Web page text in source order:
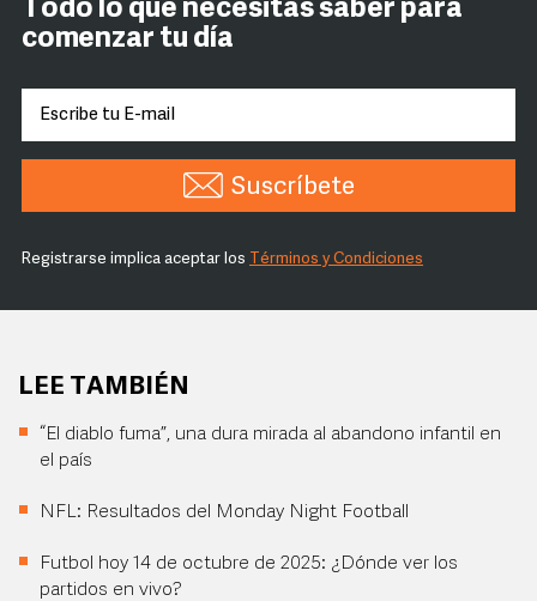
Todo lo que necesitas saber para
comenzar tu día
Suscríbete
Registrarse implica aceptar los Términos y Condiciones
LEE TAMBIÉN
“El diablo fuma”, una dura mirada al abandono infantil en
el país
NFL: Resultados del Monday Night Football
Futbol hoy 14 de octubre de 2025: ¿Dónde ver los
partidos en vivo?